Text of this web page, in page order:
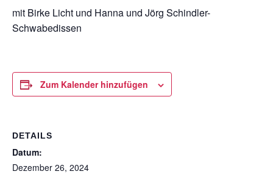
mit Birke Licht und Hanna und Jörg Schindler-
Schwabedissen
Zum Kalender hinzufügen
DETAILS
Datum:
Dezember 26, 2024